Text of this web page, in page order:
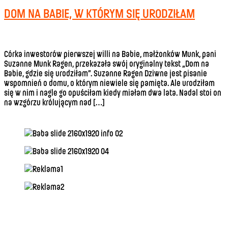
DOM NA BABIE, W KTÓRYM SIĘ URODZIŁAM
Córka inwestorów pierwszej willi na Babie, małżonków Munk, pani
Suzanne Munk Ragen, przekazała swój oryginalny tekst „Dom na
Babie, gdzie się urodziłam”. Suzanne Ragen Dziwne jest pisanie
wspomnień o domu, o którym niewiele się pamięta. Ale urodziłam
się w nim i nagle go opuściłam kiedy miałam dwa lata. Nadal stoi on
na wzgórzu królującym nad […]